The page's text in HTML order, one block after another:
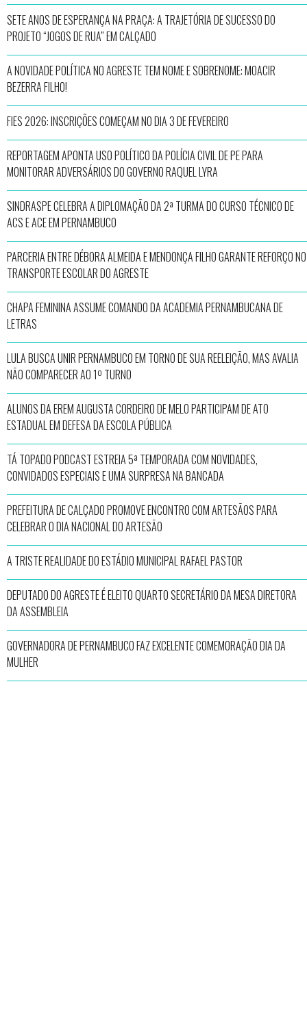
SETE ANOS DE ESPERANÇA NA PRAÇA: A TRAJETÓRIA DE SUCESSO DO
PROJETO “JOGOS DE RUA” EM CALÇADO
A NOVIDADE POLÍTICA NO AGRESTE TEM NOME E SOBRENOME: MOACIR
BEZERRA FILHO!
FIES 2026: INSCRIÇÕES COMEÇAM NO DIA 3 DE FEVEREIRO
REPORTAGEM APONTA USO POLÍTICO DA POLÍCIA CIVIL DE PE PARA
MONITORAR ADVERSÁRIOS DO GOVERNO RAQUEL LYRA
SINDRASPE CELEBRA A DIPLOMAÇÃO DA 2ª TURMA DO CURSO TÉCNICO DE
ACS E ACE EM PERNAMBUCO
PARCERIA ENTRE DÉBORA ALMEIDA E MENDONÇA FILHO GARANTE REFORÇO NO
TRANSPORTE ESCOLAR DO AGRESTE
CHAPA FEMININA ASSUME COMANDO DA ACADEMIA PERNAMBUCANA DE
LETRAS
LULA BUSCA UNIR PERNAMBUCO EM TORNO DE SUA REELEIÇÃO, MAS AVALIA
NÃO COMPARECER AO 1º TURNO
ALUNOS DA EREM AUGUSTA CORDEIRO DE MELO PARTICIPAM DE ATO
ESTADUAL EM DEFESA DA ESCOLA PÚBLICA
TÁ TOPADO PODCAST ESTREIA 5ª TEMPORADA COM NOVIDADES,
CONVIDADOS ESPECIAIS E UMA SURPRESA NA BANCADA
PREFEITURA DE CALÇADO PROMOVE ENCONTRO COM ARTESÃOS PARA
CELEBRAR O DIA NACIONAL DO ARTESÃO
A TRISTE REALIDADE DO ESTÁDIO MUNICIPAL RAFAEL PASTOR
DEPUTADO DO AGRESTE É ELEITO QUARTO SECRETÁRIO DA MESA DIRETORA
DA ASSEMBLEIA
GOVERNADORA DE PERNAMBUCO FAZ EXCELENTE COMEMORAÇÃO DIA DA
MULHER